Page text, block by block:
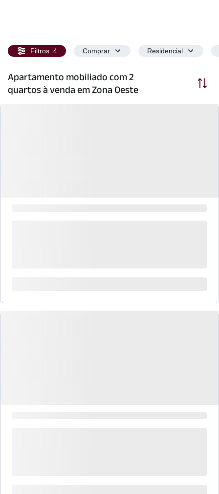
Filtros 4 Comprar Residencial
Apartamento mobiliado com 2
quartos à venda em Zona Oeste
Ordenar